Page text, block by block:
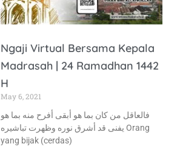
Ngaji Virtual Bersama Kepala
Madrasah | 24 Ramadhan 1442
H
May 6, 2021
فالعاقل من كان بما هو أبقى أفرح منه بما هو
يفنى قد أشرق نوره وظهرت تباشيره Orang
yang bijak (cerdas)